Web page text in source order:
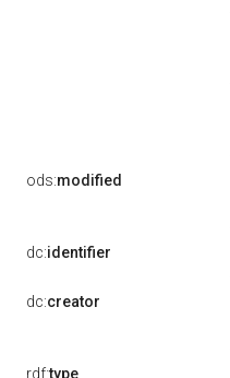
ods:modified
dc:identifier
dc:creator
rdf:type